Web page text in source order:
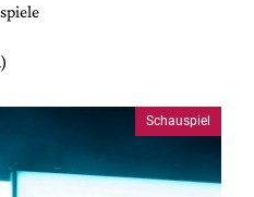
Schauspiel